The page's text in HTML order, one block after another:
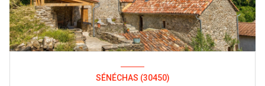
SÉNÉCHAS (30450)